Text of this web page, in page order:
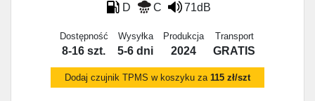
D C 71dB
Dostępność
8-16 szt.
Wysyłka
5-6 dni
Produkcja
2024
Transport
GRATIS
Dodaj czujnik TPMS w koszyku za 115 zł/szt